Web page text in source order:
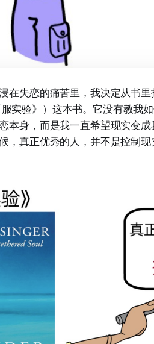
在失恋的痛苦里，我决定从书
实验》）这本书。它没有教我
本身，而是我一直希望现实变
，真正优秀的人，并不是控制